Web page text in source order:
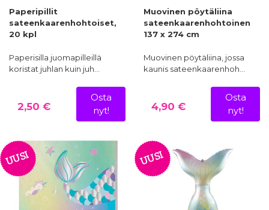
Paperipillit
sateenkaarenhohtoiset,
20 kpl
Paperisilla juomapilleillä
koristat juhlan kuin juh…
2,50 €
Osta
nyt!
Muovinen pöytäliina
sateenkaarenhohtoinen
137 x 274 cm
Muovinen pöytäliina, jossa
kaunis sateenkaarenhoh…
4,90 €
Osta
nyt!
UUSI UUSI